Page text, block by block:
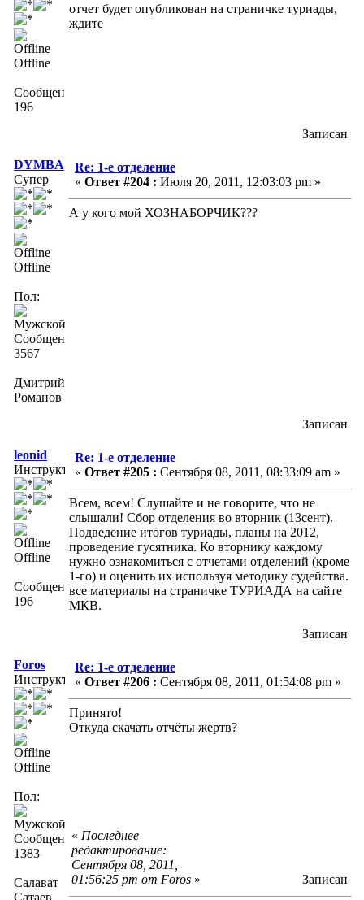
Offline
Сообщений:
196
отчет будет опубликован на страничке туриады,
ждите
Записан
DYMBA
Супер
Offline
Пол:
Сообщений:
3567
Дмитрий
Романов
Re: 1-е отделение
« Ответ #204 : Июля 20, 2011, 12:03:03 pm »
А у кого мой ХОЗНАБОРЧИК???
Записан
leonid
Инструктор
Offline
Сообщений:
196
Re: 1-е отделение
« Ответ #205 : Сентября 08, 2011, 08:33:09 am »
Всем, всем! Слушайте и не говорите, что не
слышали! Сбор отделения во вторник (13сент).
Подведение итогов туриады, планы на 2012,
проведение гусятника. Ко вторнику каждому
нужно ознакомиться с отчетами отделений (кроме
1-го) и оценить их используя методику судейства.
все материалы на страничке ТУРИАДА на сайте
МКВ.
Записан
Foros
Инструктор
Offline
Пол:
Сообщений:
1383
Салават
Сатаев
Re: 1-е отделение
« Ответ #206 : Сентября 08, 2011, 01:54:08 pm »
Принято!
Откуда скачать отчёты жертв?
« Последнее
редактирование:
Сентября 08, 2011,
01:56:25 pm от Foros » Записан